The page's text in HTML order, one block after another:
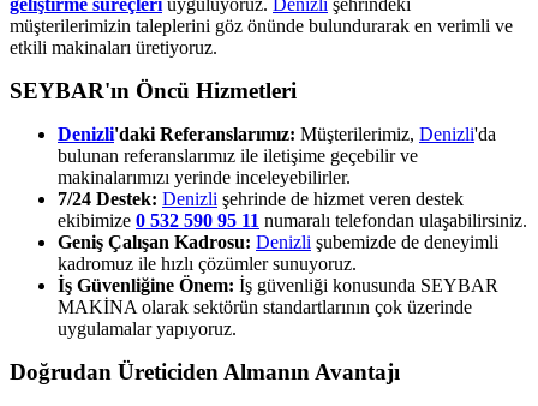
müşterilerimizin taleplerini göz önünde bulundurarak en verimli ve
etkili makinaları üretiyoruz.
SEYBAR'ın Öncü Hizmetleri
Denizli'daki Referanslarımız: Müşterilerimiz, Denizli'da
bulunan referanslarımız ile iletişime geçebilir ve
makinalarımızı yerinde inceleyebilirler.
7/24 Destek: Denizli şehrinde de hizmet veren destek
ekibimize 0 532 590 95 11 numaralı telefondan ulaşabilirsiniz.
Geniş Çalışan Kadrosu: Denizli şubemizde de deneyimli
kadromuz ile hızlı çözümler sunuyoruz.
İş Güvenliğine Önem: İş güvenliği konusunda SEYBAR
MAKİNA olarak sektörün standartlarının çok üzerinde
uygulamalar yapıyoruz.
Doğrudan Üreticiden Almanın Avantajı